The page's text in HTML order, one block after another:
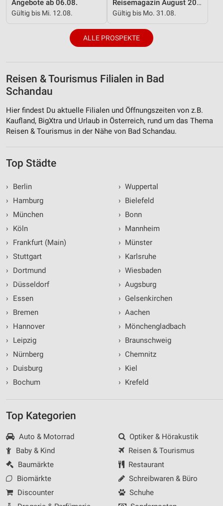
Angebote ab 06.08.
Gültig bis Mi. 12.08.
Reisemagazin August 2026
Gültig bis Mo. 31.08.
ALLE PROSPEKTE
Reisen & Tourismus Filialen in Bad
Schandau
Hier findest Du aktuelle Filialen und Öffnungszeiten von z.B.
Kaufland, BigXtra und Urlaub in Österreich, rund um das Thema
Reisen & Tourismus in der Nähe von Bad Schandau.
Top Städte
›
Berlin
›
Hamburg
›
München
›
Köln
›
Frankfurt (Main)
› Stuttgart
›
Dortmund
›
Düsseldorf
›
Essen
›
Bremen
›
Hannover
›
Leipzig
›
Nürnberg
›
Duisburg
›
Bochum
› Wuppertal
› Bielefeld
› Bonn
› Mannheim
› Münster
› Karlsruhe
› Wiesbaden
› Augsburg
› Gelsenkirchen
› Aachen
› Mönchengladbach
› Braunschweig
› Chemnitz
› Kiel
› Krefeld
Top Kategorien
Auto & Motorrad
Baby & Kind
Baumärkte
Biomärkte
Discounter
Optiker & Hörakustik
Reisen & Tourismus
Restaurant
Schreibwaren & Büro
Schuhe